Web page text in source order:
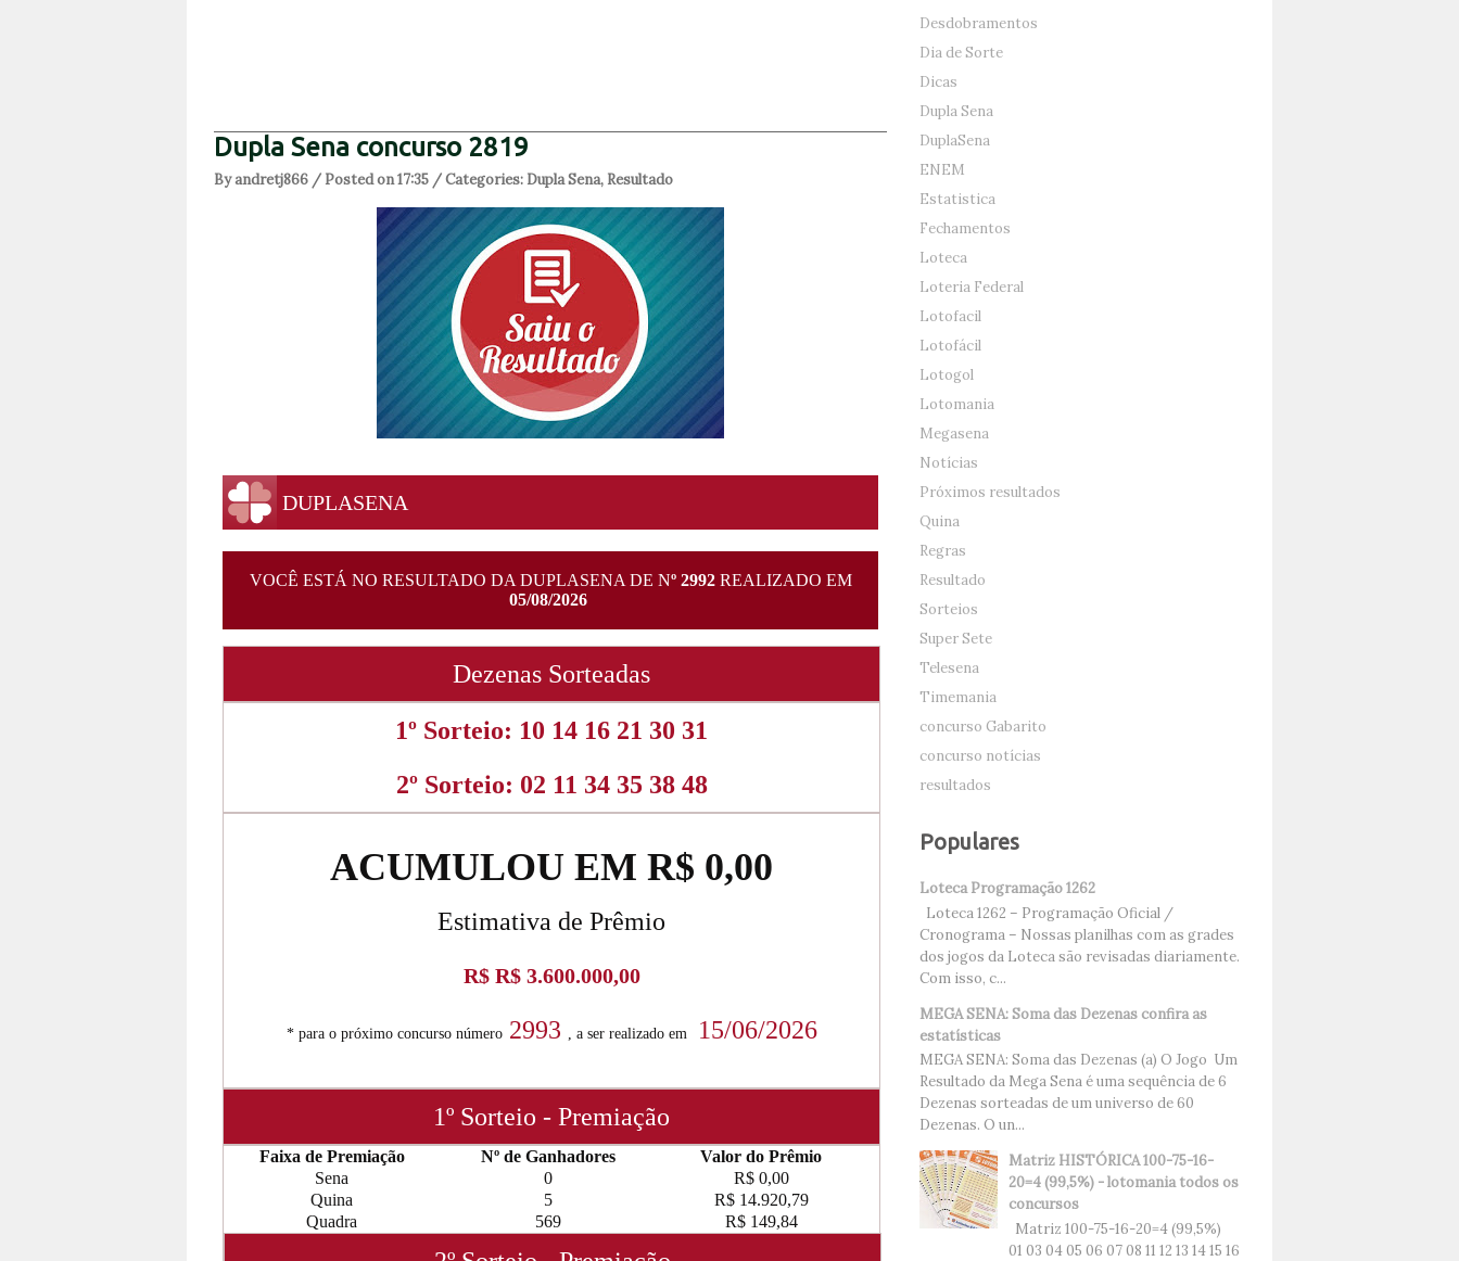
Dupla Sena concurso 2819
By andretj866 / Posted on 17:35 / Categories: Dupla Sena, Resultado
Desdobramentos
Dia de Sorte
Dicas
Dupla Sena
DuplaSena
ENEM
Estatistica
Fechamentos
Loteca
Loteria Federal
Lotofacil
Lotofácil
Lotogol
Lotomania
Megasena
Notícias
Próximos resultados
Quina
Regras
Resultado
Sorteios
Super Sete
Telesena
Timemania
concurso Gabarito
concurso notícias
resultados
Populares
Loteca Programação 1262
Loteca 1262 – Programação Oficial /
Cronograma – Nossas planilhas com as grades
dos jogos da Loteca são revisadas diariamente.
Com isso, c...
MEGA SENA: Soma das Dezenas confira as
estatísticas
MEGA SENA: Soma das Dezenas (a) O Jogo Um
Resultado da Mega Sena é uma sequência de 6
Dezenas sorteadas de um universo de 60
Dezenas. O un...
Matriz HISTÓRICA 100-75-16-
20=4 (99,5%) - lotomania todos os
concursos
Matriz 100-75-16-20=4 (99,5%)
01 03 04 05 06 07 08 11 12 13 14 15 16